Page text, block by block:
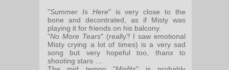
"Summer Is Here" is very close to the
bone and decontrated, as if Misty was
playing it for friends on his balcony.
"No More Tears" (really? I saw emotional
Misty crying a lot of times) is a very sad
song but very hopeful too, thanx to
shooting stars …